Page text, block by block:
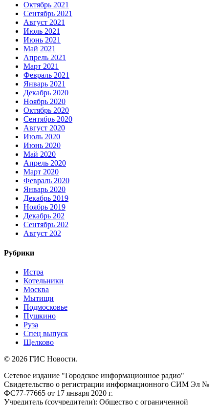
Октябрь 2021
Сентябрь 2021
Август 2021
Июль 2021
Июнь 2021
Май 2021
Апрель 2021
Март 2021
Февраль 2021
Январь 2021
Декабрь 2020
Ноябрь 2020
Октябрь 2020
Сентябрь 2020
Август 2020
Июль 2020
Июнь 2020
Май 2020
Апрель 2020
Март 2020
Февраль 2020
Январь 2020
Декабрь 2019
Ноябрь 2019
Декабрь 202
Сентябрь 202
Август 202
Рубрики
Истра
Котельники
Москва
Мытищи
Подмосковье
Пушкино
Руза
Спец выпуск
Щелково
© 2026 ГИС Новости.
Сетевое издание "Городское информационное радио"
Свидетельство о регистрации информационного СИМ Эл №
ФС77-77665 от 17 января 2020 г.
Учредитель (соучредители): Общество с ограниченной